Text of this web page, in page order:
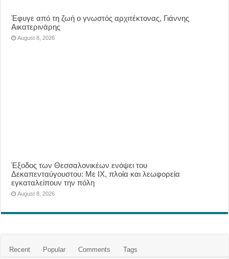
Έφυγε από τη ζωή ο γνωστός αρχιτέκτονας, Γιάννης
Αικατερινάρης
August 8, 2026
Έξοδος των Θεσσαλονικέων ενόψει του
Δεκαπενταύγουστου: Με ΙΧ, πλοία και λεωφορεία
εγκαταλείπουν την πόλη
August 8, 2026
Recent Popular Comments Tags